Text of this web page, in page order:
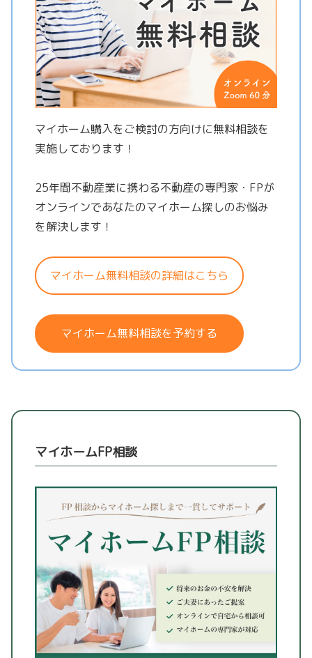
マイホーム購入をご検討の方向けに無料相談を
実施しております！
25年間不動産業に携わる不動産の専門家・FPが
オンラインであなたのマイホーム探しのお悩み
を解決します！
マイホーム無料相談の詳細はこちら
マイホーム無料相談を予約する
マイホームFP相談